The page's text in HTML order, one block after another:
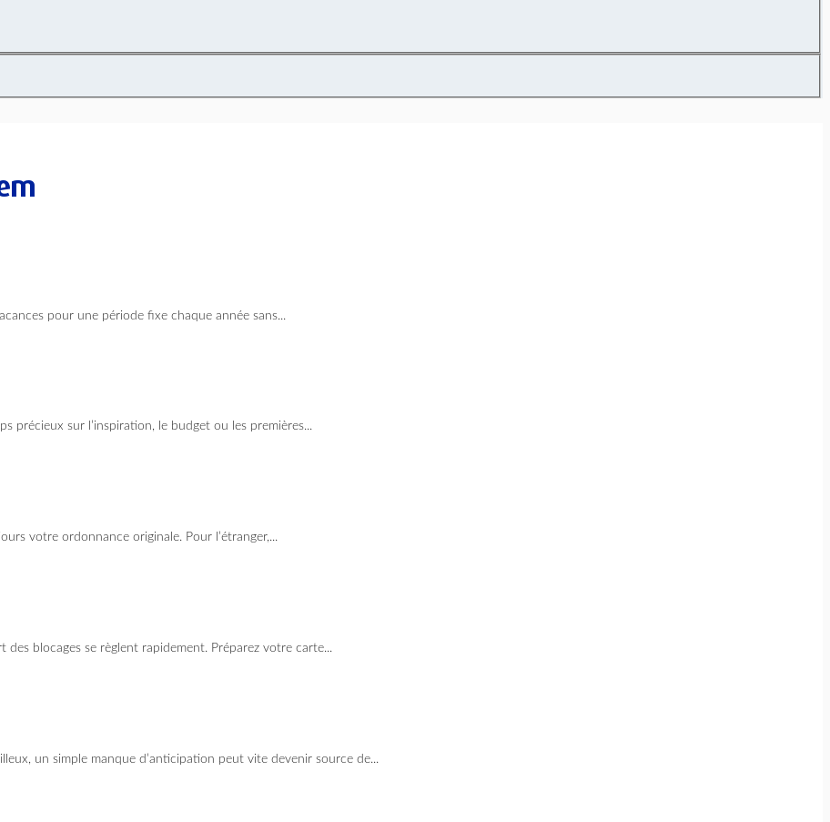
pour une période fixe chaque année sans...
précieux sur l’inspiration, le budget ou les premières...
votre ordonnance originale. Pour l’étranger,...
blocages se règlent rapidement. Préparez votre carte...
un simple manque d’anticipation peut vite devenir source de...